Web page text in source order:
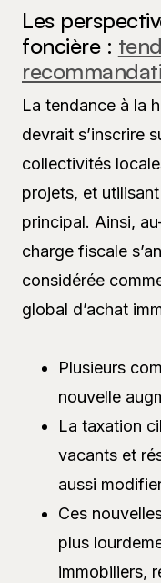
Les
foncière :
La tendance à la
devrait s’inscrire
collectivités
projets, et
principal. Ainsi,
charge fiscale
considérée
global d’achat
Plusieurs
nouvelle
La taxation
vacants et
aussi
Ces
plus
immobiliers,